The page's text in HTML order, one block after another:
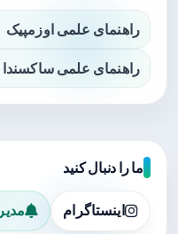
راهنمای علمی اوزمپیک
راهنمای علمی ساکسندا
ما را دنبال کنید
اینستاگرام